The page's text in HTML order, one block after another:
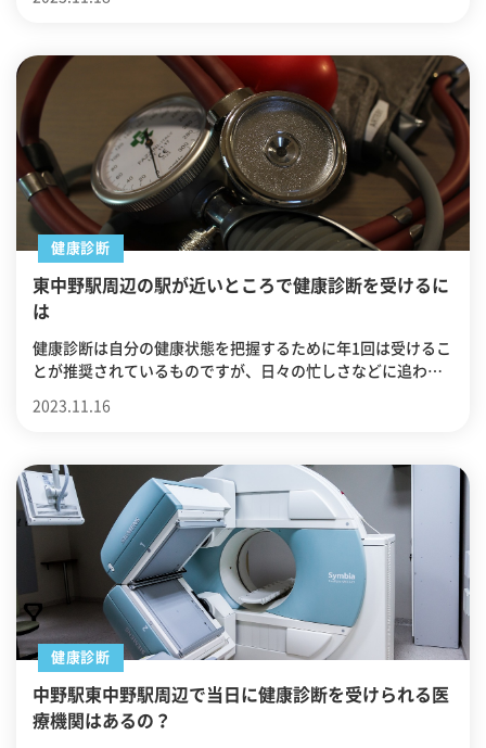
健康診断
東中野駅周辺の駅が近いところで健康診断を受けるに
は
健康診断は自分の健康状態を把握するために年1回は受けるこ
とが推奨されているものですが、日々の忙しさなどに追われ
り払って受けやすい状態を作るのがベストと言えます。今回
を紹介します。
2023.11.16
健康診断
中野駅東中野駅周辺で当日に健康診断を受けられる医
療機関はあるの？